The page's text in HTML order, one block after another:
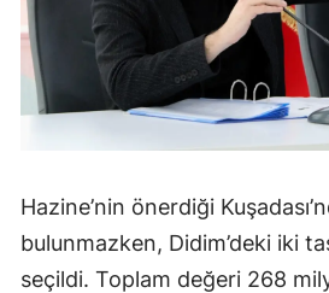
Hazine’nin önerdiği
bulunmazken, Didim’deki iki
seçildi. Toplam değeri 268